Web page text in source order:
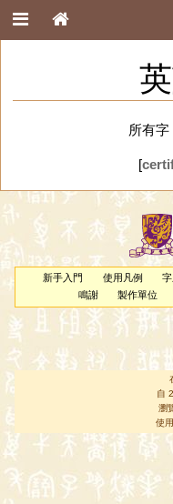
所有字
[
新手入門 使用凡例
鳴謝
製作單位
自
瀏
使